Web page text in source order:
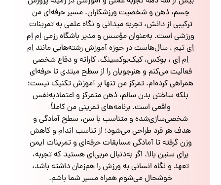
جسم، ذهن و شخصیت ورزشکاران. مسیر حرفه‌ای من
ترکیبی از دانش، تجربه میدانی و نگاه علمی به تمرینات
ورزشی است. به‌عنوان مؤسس و مدیر باشگاه رزمی اِم اِم
اِی تیم ، سال‌هاست در حوزه آموزش رشته‌هایی مانند اِم
اِم اِی ، بوکس، کیک‌بوکسینگ، کاراته و دفاع شخصی
فعالیت می‌کنم و هنرجویان را از سطح مبتدی تا حرفه‌ای
همراهی کرده‌ام. تمرکز من تنها بر آموزش تکنیک نیست؛
بلکه ساختن بدن سالم، ذهن متمرکز و اعتمادبه‌نفس
واقعی است. برنامه‌های تمرینی من کاملاً
شخصی‌سازی‌شده و متناسب با سن، سطح آمادگی و
هدف هر فرد طراحی می‌شود؛ از تناسب اندام و کاهش
وزن گرفته تا آمادگی مسابقات حرفه‌ای و تمرینات ایمن
برای سنین بالا. اگر به‌دنبال مربی‌ای هستید که تجربه،
تعهد و نگاه انسانی به ورزش را هم‌زمان داشته باشد،
خوشحال می‌شوم همراه مسیر شما باشم.